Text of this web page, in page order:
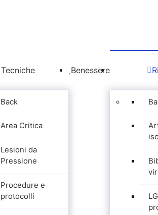
Tecniche
Back
Area Critica
Lesioni da
Pressione
Procedure e
protocolli
Benessere